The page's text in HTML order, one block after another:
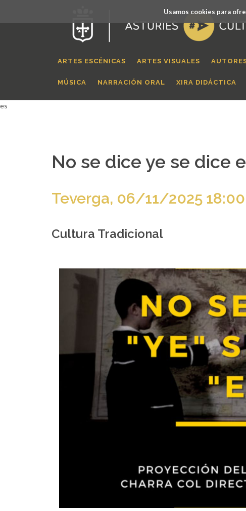
Usamos cookies para
ARTES ESCÉNICAS ARTES VISUALES
MÚSICA NARRACIÓN ORAL XIRA DIDÁCTICA
es
No se dice ye se dice
Teverga, 06/11/2025 18:00
Cultura Tradicional